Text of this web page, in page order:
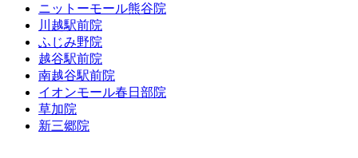
ニットーモール熊谷院
川越駅前院
ふじみ野院
越谷駅前院
南越谷駅前院
イオンモール春日部院
草加院
新三郷院